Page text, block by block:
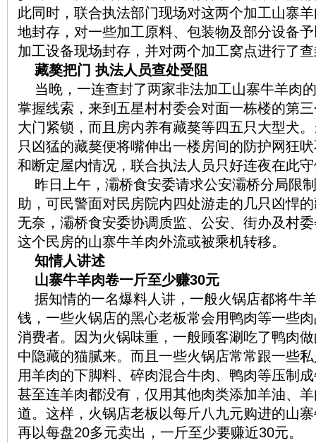
此同时，联合执法部门现场对这两个加工山寨
地封存，对一些加工原料、包装物及部分设备
加工设备现场封存，并对两个加工窝点进行了
藏獒把门 执法人员查处受阻
当晚，一连查封了两家非法加工山寨牛羊肉
掌握线索，来到五星村村委会对面一栋楼的第
大门紧锁，而且房内养有藏獒等四五只大型犬
只凶猛的藏獒便将嘴伸出一楼房间的防护网狂
和断定屋内情况，联合执法人员只好连夜在此
昨日上午，灞桥食安委请求公安灞桥分局限
助，可民警面对民房院内四处游走的几只凶悍
无奈，灞桥食安委协调质监、公安、街办及村
这个民房的山寨牛羊肉外流或被乘机转移。
知情人讲述
山寨牛羊肉卷一斤至少赚30元
据知情的一名爆料人讲，一般火锅店都将牛
钱，一些火锅店的黑心老板常会用鸭肉等一些
消费者。因为火锅味重，一般顾客涮吃了鸭肉
中隐藏的猫腻来。而且一些火锅店常常跟一些
用羊肉的下脚料、碎肉混合牛肉、鸭肉等压制
甚至连羊肉都没有，仅用其他肉类添加羊油、
道。这样，火锅店老板以每斤八九元购进的山
再以每盘20多元卖出，一斤至少要赚近30元。